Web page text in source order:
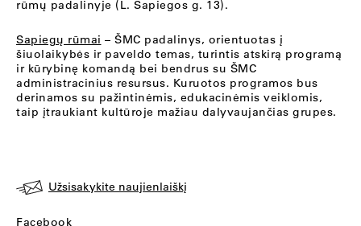
rūmų padalinyje (L. Sapiegos g. 13).
Sapiegų rūmai – ŠMC padalinys, orientuotas į
šiuolaikybės ir paveldo temas, turintis atskirą programą
ir kūrybinę komandą bei bendrus su ŠMC
administracinius resursus. Kuruotos programos bus
derinamos su pažintinėmis, edukacinėmis veiklomis,
taip įtraukiant kultūroje mažiau dalyvaujančias grupes.
Užsisakykite naujienlaiškį
Facebook